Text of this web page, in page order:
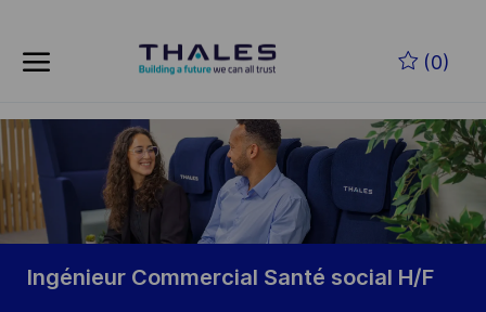
(0)
-
Ingénieur Commercial Santé social H/F